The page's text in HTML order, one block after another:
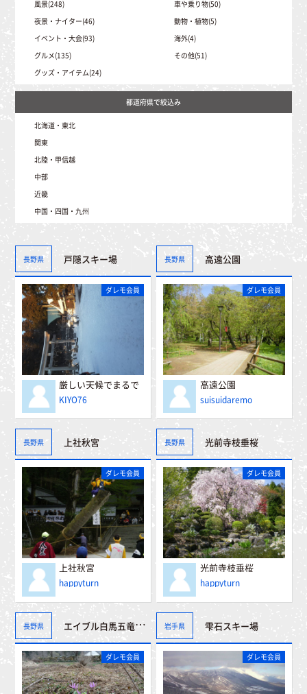
風景(248)
夜景・ナイター(46)
イベント・大会(93)
グルメ(135)
グッズ・アイテム(24)
車や乗り物(50)
動物・植物(5)
海外(4)
その他(51)
北海道・東北
北海道（41）
青森（1）
岩手（16）
山形（48）
宮城（17）
福島（102）
関東
茨城（0）
埼玉（2）
栃木（12）
千葉（0）
東京（0）
神奈川（0）
北陸・甲信越
新潟（396）
富山（14）
石川（1）
山梨（52）
中部
静岡（6）
愛知（8）
岐阜（335）
近畿
三重（2）
滋賀（33）
兵庫（70）
奈良（0）
中国・四国・九州
岡山（1）
広島（13）
山口（0）
香川（0）
徳島（0）
愛媛（0）
高知（0）
大分（0）
宮崎（0）
佐賀（0）
熊本（0）
福岡（0）
長崎（0）
鹿児島（0）
沖縄（0）
長野県 戸隠スキー場
ダレモ会員
厳しい天候でまるで
KIYO76
長野県 高遠公園
ダレモ会員
高遠公園
suisuidaremo
長野県 上社秋宮
ダレモ会員
上社秋宮
happyturn
長野県 光前寺枝垂桜
ダレモ会員
光前寺枝垂桜
happyturn
長野県 エイブル白馬五竜スキー場
ダレモ会員
岩手県 雫石スキー場
ダレモ会員